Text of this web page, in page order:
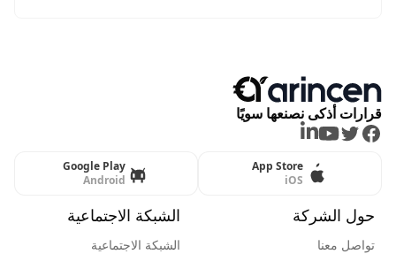
قرارات أذكى نصنعها سويًا
Facebook
Twitter
Youtube
LinkedIn
App Store
iOS
Google Play
Android
حول الشركة
تواصل معنا
الشبكة الاجتماعية
الشبكة الاجتماعية